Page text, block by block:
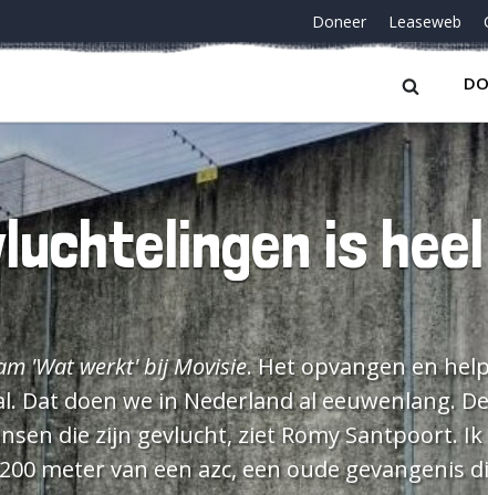
Doneer Leaseweb
is heel
'Wat werkt' bij Movisie. Het opvangen en helpen van
Dat doen we in Nederland al eeuwenlang.
zijn gevlucht, ziet Romy Santpoort. Ik hoor bij die
meter van een azc, een oude gevangenis